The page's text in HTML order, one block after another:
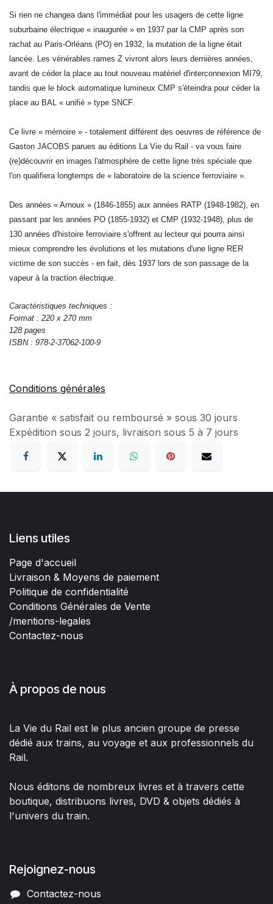
Si rien ne changea dans l'immédiat pour les usagers de cette ligne
suburbaine électrique « inaugurée » en 1937 par la CMP après son
rachat au Paris-Orléans (PO) en 1932, la mutation de la ligne était
lancée. Les vénérables rames Z vivront alors leurs dernières années,
avant de céder la place au tout nouveau matériel d'interconnexion MI79,
tandis que le block automatique lumineux CMP s'éteindra pour céder la
place au BAL « unifié » type SNCF.
Ce livre « mémoire » - totalement différent des oeuvres de référence de
Gaston JACOBS parues au éditions La Vie du Rail - va vous faire
(re)découvrir en images l'atmosphère de cette ligne très spéciale que
l'on qualifiera longtemps de « laboratoire de la science ferroviaire ».
Des années « Arnoux » (1846-1855) aux années RATP (1948-1982), en
passant par les années PO (1855-1932) et CMP (1932-1948), plus de
130 années d'histoire ferroviaire s'offrent au lecteur qui pourra ainsi
mieux comprendre les évolutions et les mutations d'une ligne RER
victime de son succès - en fait, dès 1937 lors de son passage de la
vapeur à la traction électrique.
Caractéristiques techniques :
Format : 220 x 270 mm
128 pages
ISBN : 978-2-37062-100-9
Conditions générales
Garantie « satisfait ou remboursé » sous 30 jours
Expédition sous 2 jours, livraison sous 5 à 7 jours
Liens utiles
Page d'accueil
Livraison & Moyens de paiement
Politique de confidentialité
Conditions Générales de Vente
/mentions-legales
Contactez-nous
À propos de nous
La Vie du Rail est le plus ancien groupe de presse
dédié aux trains, au voyage et aux professionnels du
Rail.
Nous éditons de nombreux livres et à travers cette
boutique, distribuons livres, DVD & objets dédiés à
l'univers du train.
Rejoignez-nous
Contactez-nous